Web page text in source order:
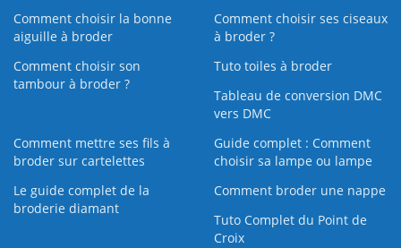
Comment choisir la bonne
aiguille à broder
Comment choisir ses ciseaux
à broder ?
Comment choisir son
tambour à broder ?
Tuto toiles à broder
Tableau de conversion DMC
vers DMC
Comment mettre ses fils à
broder sur cartelettes
Guide complet : Comment
choisir sa lampe ou lampe
Le guide complet de la
broderie diamant
Comment broder une nappe
Tuto Complet du Point de
Croix